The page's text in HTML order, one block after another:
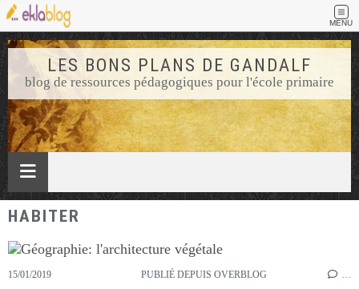
MENU
LES BONS PLANS DE GANDALF
blog de ressources pédagogiques pour l'école primaire
HABITER
15/01/2019 PUBLIÉ DEPUIS OVERBLOG …